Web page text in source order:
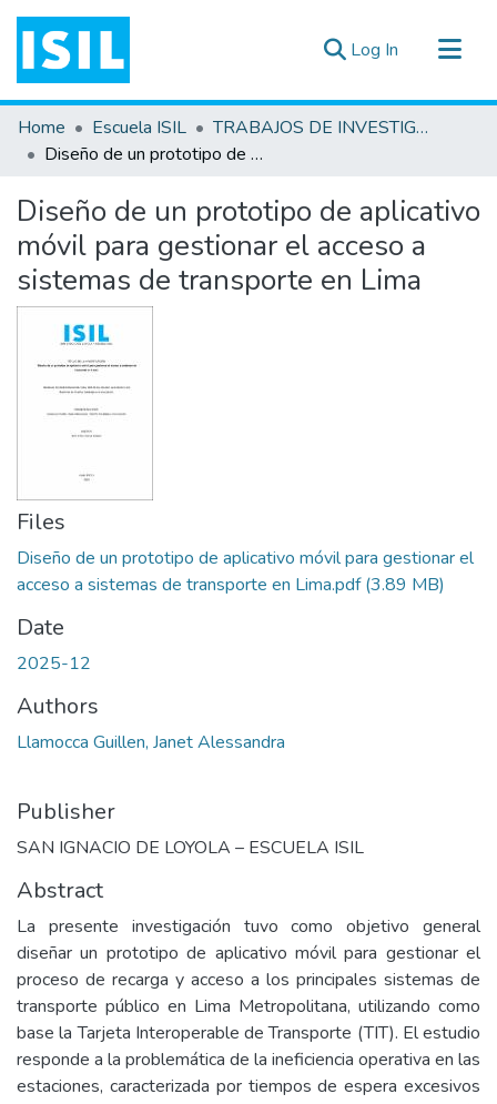
Log In (current)
All of DSpace
Statistics
Documentos ▾
Home Escuela ISIL
TRABAJOS DE INVESTIGACIÓN
Diseño de un prototipo de aplicativo móvil para gestionar el acceso a sistemas de transporte en Lima
Diseño de un prototipo de aplicativo
móvil para gestionar el acceso a
sistemas de transporte en Lima
Files
Diseño de un prototipo de aplicativo móvil para gestionar el
acceso a sistemas de transporte en Lima.pdf(3.89 MB)
Date
2025-12
Authors
Llamocca Guillen, Janet Alessandra
Publisher
SAN IGNACIO DE LOYOLA – ESCUELA ISIL
Abstract
La presente investigación tuvo como objetivo general
diseñar un prototipo de aplicativo móvil para gestionar el
proceso de recarga y acceso a los principales sistemas de
transporte público en Lima Metropolitana, utilizando como
base la Tarjeta Interoperable de Transporte (TIT). El estudio
responde a la problemática de la ineficiencia operativa en las
estaciones, caracterizada por tiempos de espera excesivos